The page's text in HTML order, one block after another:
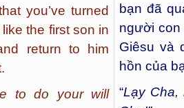
you’ve turned
the first son in
return to him
to do your will
bạn đã
người con
Giêsu và
hồn của
“Lạy Cha,